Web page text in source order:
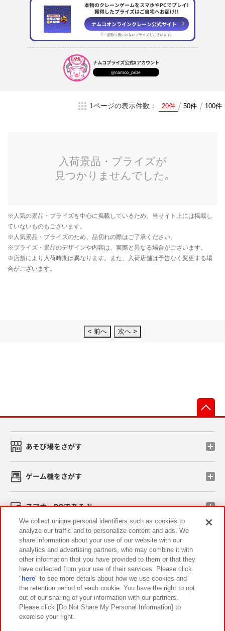
本物のクレーンゲームをスマホやPCでプレイ!
獲得したプライズはご自宅へお届け!!
ナムコオンラインクレーン公式サイト
※一部取り扱いのないプライズもございます。
ナムコプライズ公式Xアカウント
@namco_prize
1ページの表示件数： 20件 50件 100件
< 前へ 次へ >
あそび場をさがす
ゲーム機をさがす
スマホ・PCであそぶ
イベント・キャンペーン
関連会社 サステナビリティ サイトポリシー
プライバシーポリシー ウェブアクセシビリティ方針と検証結果
お取引先さまとともに
We collect unique personal identifiers such as cookies to
analyze our traffic and to personalize content and ads. We
share information about your use of our website with our
analytics and advertising partners, who may combine it with
other information that you have provided to them or that they
have collected from your use of their services. Please click
" here" to see more details about how we use cookies and
the retention period of each cookie. You have the right to opt
out of our sharing of your information with our partners.
Please click [Do Not Share My Personal Information] to
exercise your right.